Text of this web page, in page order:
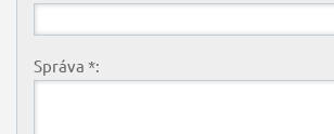
Správa *: